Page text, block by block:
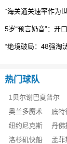
5岁“预言奶音”：开
“绝境破局：48强淘
热门球队
1贝尔谢巴夏普尔
奥兰多魔术
底特
纽约尼克斯
丹佛
洛杉矶快船
孟菲